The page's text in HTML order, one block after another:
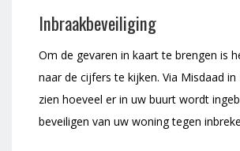
Inbraakbeveiliging
Om de gevaren in kaart te brengen is
naar de cijfers te kijken. Via Misdaad
zien hoeveel er in uw buurt wordt
beveiligen van uw woning tegen